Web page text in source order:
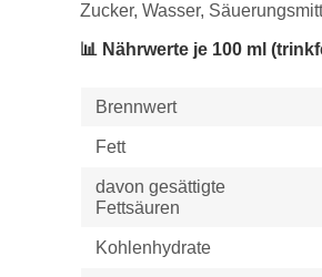
Zucker, Wasser,
📊 Nährwerte je 100 ml
Brennwert
Fett
davon gesättigte
Fettsäuren
Kohlenhydrate